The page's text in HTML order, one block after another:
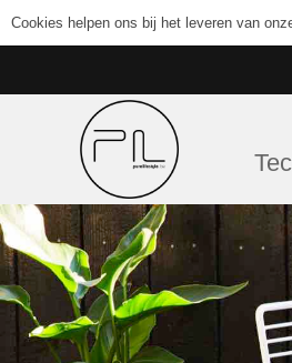
Cookies helpen ons bij het leveren van